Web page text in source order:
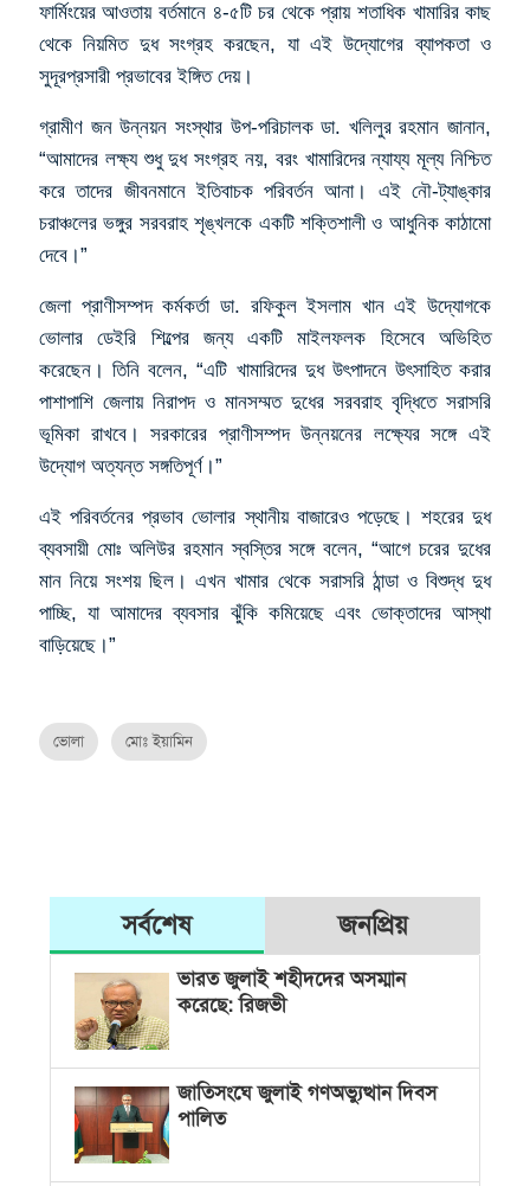
ফার্মিংয়ের আওতায় বর্তমানে ৪-৫টি চর থেকে প্রায় শতাধিক খামারির কাছ
থেকে নিয়মিত দুধ সংগ্রহ করছেন, যা এই উদ্যোগের ব্যাপকতা ও
সুদূরপ্রসারী প্রভাবের ইঙ্গিত দেয়।
গ্রামীণ জন উন্নয়ন সংস্থার উপ-পরিচালক ডা. খলিলুর রহমান জানান,
“আমাদের লক্ষ্য শুধু দুধ সংগ্রহ নয়, বরং খামারিদের ন্যায্য মূল্য নিশ্চিত
করে তাদের জীবনমানে ইতিবাচক পরিবর্তন আনা। এই নৌ-ট্যাঙ্কার
চরাঞ্চলের ভঙ্গুর সরবরাহ শৃঙ্খলকে একটি শক্তিশালী ও আধুনিক কাঠামো
দেবে।”
জেলা প্রাণীসম্পদ কর্মকর্তা ডা. রফিকুল ইসলাম খান এই উদ্যোগকে
ভোলার ডেইরি শিল্পের জন্য একটি মাইলফলক হিসেবে অভিহিত
করেছেন। তিনি বলেন, “এটি খামারিদের দুধ উৎপাদনে উৎসাহিত করার
পাশাপাশি জেলায় নিরাপদ ও মানসম্মত দুধের সরবরাহ বৃদ্ধিতে সরাসরি
ভূমিকা রাখবে। সরকারের প্রাণীসম্পদ উন্নয়নের লক্ষ্যের সঙ্গে এই
উদ্যোগ অত্যন্ত সঙ্গতিপূর্ণ।”
এই পরিবর্তনের প্রভাব ভোলার স্থানীয় বাজারেও পড়েছে। শহরের দুধ
ব্যবসায়ী মোঃ অলিউর রহমান স্বস্তির সঙ্গে বলেন, “আগে চরের দুধের
মান নিয়ে সংশয় ছিল। এখন খামার থেকে সরাসরি ঠান্ডা ও বিশুদ্ধ দুধ
পাচ্ছি, যা আমাদের ব্যবসার ঝুঁকি কমিয়েছে এবং ভোক্তাদের আস্থা
বাড়িয়েছে।”
ভোলা মোঃ ইয়ামিন
সর্বশেষ জনপ্রিয়
ভারত জুলাই শহীদদের অসম্মান
করেছে: রিজভী
জাতিসংঘে জুলাই গণঅভ্যুত্থান দিবস
পালিত